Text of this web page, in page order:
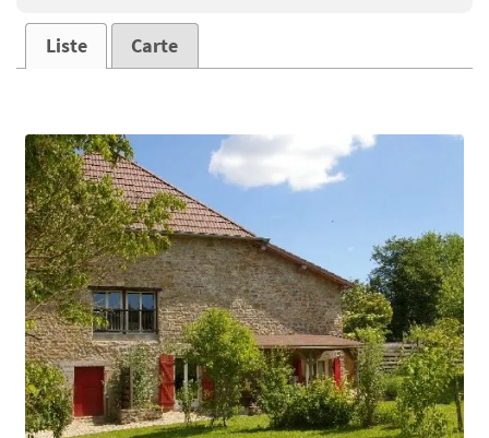
Liste Carte